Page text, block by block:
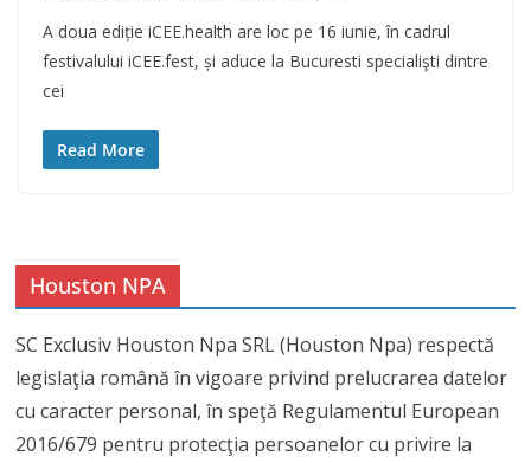
A doua ediție iCEE.health are loc pe 16 iunie, în cadrul
festivalului iCEE.fest, și aduce la Bucuresti specialişti dintre
cei
Read More
Houston NPA
SC Exclusiv Houston Npa SRL (Houston Npa) respectă
legislaţia română în vigoare privind prelucrarea datelor
cu caracter personal, în speţă Regulamentul European
2016/679 pentru protecţia persoanelor cu privire la